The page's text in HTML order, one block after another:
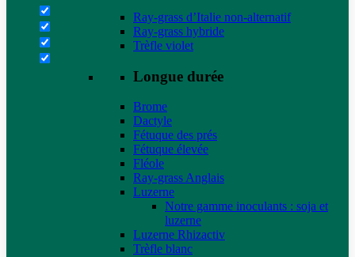
Ray-grass d’Italie non-alternatif
Ray-grass hybride
Trèfle violet
Longue durée
Brome
Dactyle
Fétuque des prés
Fétuque élevée
Fléole
Ray-grass Anglais
Luzerne
Notre gamme inoculants : soja et
luzerne
Luzerne Rhizactiv
Trèfle blanc